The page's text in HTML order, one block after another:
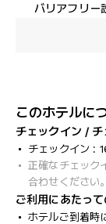
バリアフリー
このホテルに
チェックイン /
チェックイン :
正確なチェック
合わせください。
ご利用にあたっ
ホテルご到着時